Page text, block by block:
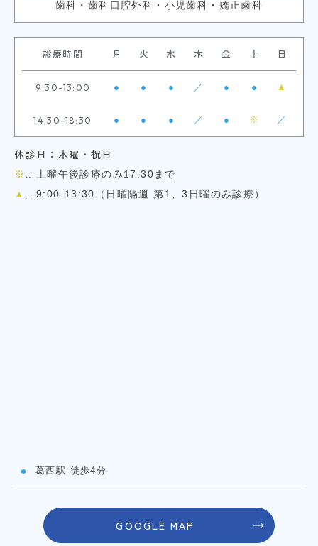
歯科・歯科口腔外科・小児歯科・矯正歯科
診療時間 月 火 水 木 金 土 日
9:30-13:00 ● ● ● ／ ● ● ▲
14:30-18:30 ● ● ● ／ ● ※ ／
休診日：木曜・祝日
※
…土曜午後診療のみ17:30まで
▲
…9:00-13:30（日曜隔週 第1、3日曜のみ診療）
葛西駅 徒歩4分
GOOGLE MAP